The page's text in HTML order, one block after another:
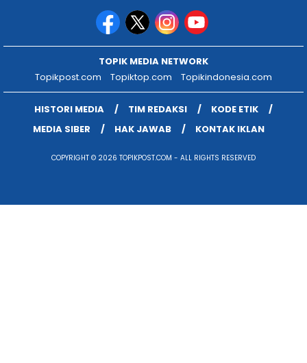
TOPIK MEDIA NETWORK
Topikpost.com
Topiktop.com Topikindonesia.com
HISTORI MEDIA TIM REDAKSI
KODE ETIK
MEDIA SIBER
HAK JAWAB KONTAK IKLAN
COPYRIGHT © 2026 TOPIKPOST.COM - ALL RIGHTS RESERVED